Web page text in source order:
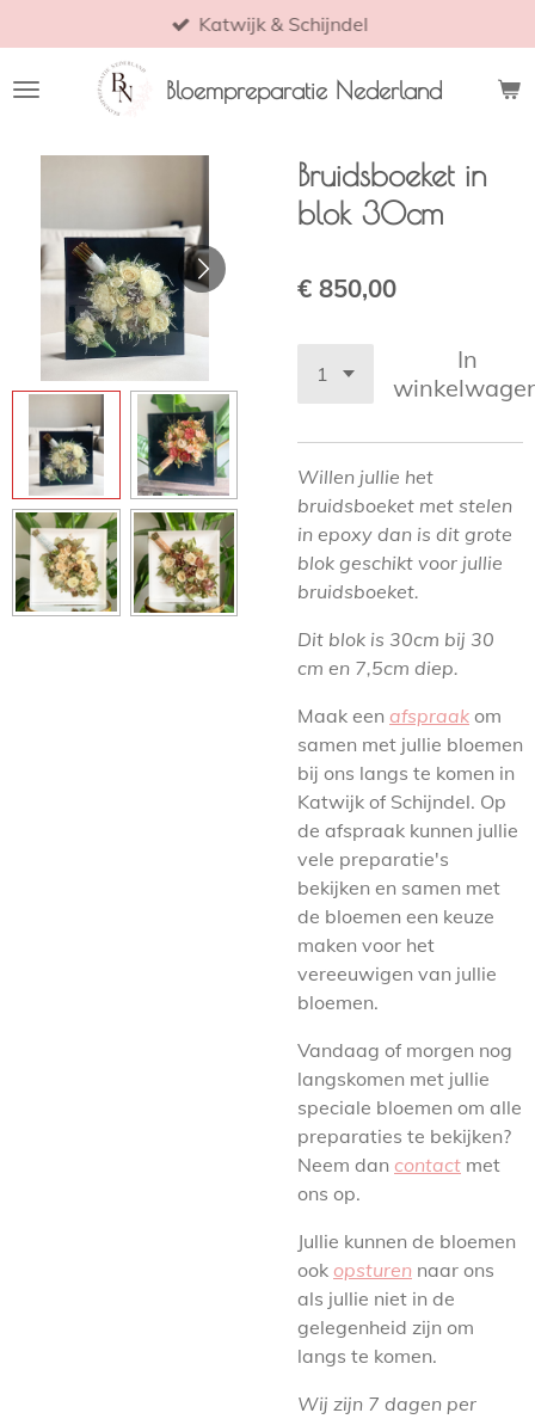
direct
naar
Bloempreparatie Nederland
Katwijk & Schijndel
Bruidsboeket in
blok 30cm
€ 850,00
In
Willen jullie het
bruidsboeket met stelen
in epoxy dan is dit grote
blok geschikt voor jullie
bruidsboeket.
Dit blok is 30cm bij 30
cm en 7,5cm diep.
Maak een afspraak om
samen met jullie bloemen
bij ons langs te komen in
Katwijk of Schijndel. Op
de afspraak kunnen jullie
vele preparatie's
bekijken en samen met
de bloemen een keuze
maken voor het
vereeuwigen van jullie
bloemen.
Vandaag of morgen nog
langskomen met jullie
speciale bloemen om alle
preparaties te bekijken?
Neem dan contact met
ons op.
Jullie kunnen de bloemen
ook opsturen naar ons
als jullie niet in de
gelegenheid zijn om
langs te komen.
Wij zijn 7 dagen per